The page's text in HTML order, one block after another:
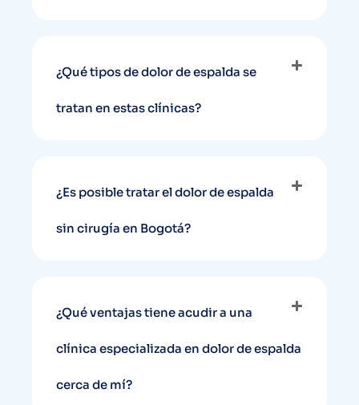
¿Qué tipos de dolor de espalda se
tratan en estas clínicas?
¿Es posible tratar el dolor de espalda
sin cirugía en Bogotá?
¿Qué ventajas tiene acudir a una
clínica especializada en dolor de espalda
cerca de mí?